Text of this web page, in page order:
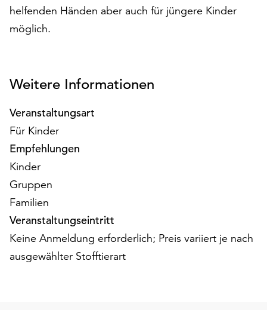
und
widerrufen.
am
der
Seite
Schaltfläche
„Cookie-
Einstellungen“
Verfügung.
Funktionale
Cookies
auch
helfenden Händen aber auch für jüngere Kinder
möglich.
Weitere Informationen
Veranstaltungsart
Für Kinder
Empfehlungen
Kinder
Gruppen
Familien
Veranstaltungseintritt
Keine Anmeldung erforderlich; Preis variiert je nach
ausgewählter Stofftierart